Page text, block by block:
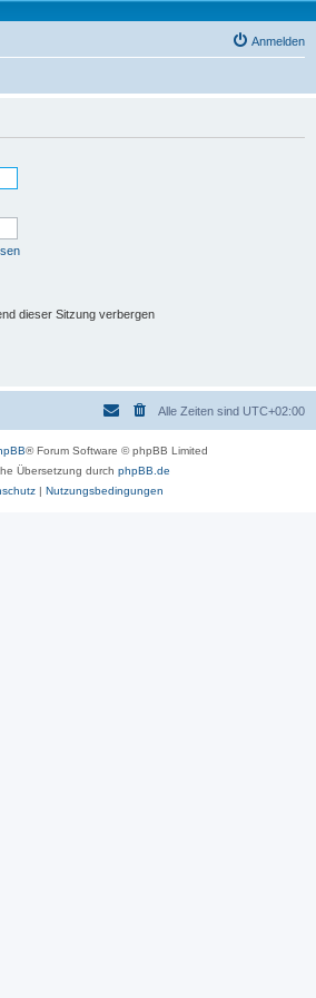
Anmelden
dieser Sitzung verbergen
Alle Zeiten sind UTC+02:00
® Forum Software © phpBB Limited
Übersetzung durch phpBB.de
| Nutzungsbedingungen